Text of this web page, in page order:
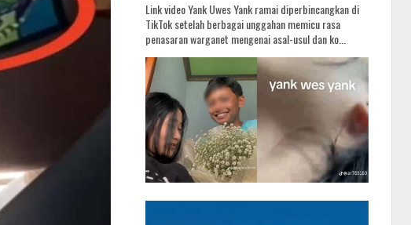
Link video Yank Uwes Yank ramai diperbincangkan di
TikTok setelah berbagai unggahan memicu rasa
penasaran warganet mengenai asal-usul dan ko...